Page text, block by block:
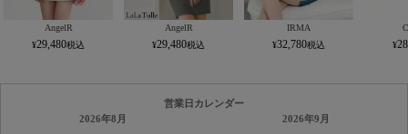
AngelR
29,480
AngelR
29,480
IRMA
32,780
営業日カレンダー
2026年8月
2026年9月